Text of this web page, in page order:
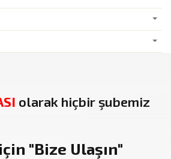
olarak hiçbir şubemiz
"Bize Ulaşın"